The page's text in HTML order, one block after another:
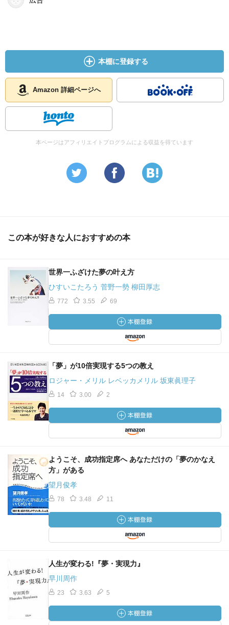
やすかったです。
本棚に登録する
Amazon 詳細ページへ
本ページはアフィリエイトプログラムによる収益を得ています
この本が好きな人におすすめの本
世界一ふざけた夢の叶え方
ひすいこたろう 菅野一勢 柳田厚志
772 3.55 69
「夢」が10倍実現する5つの教え
ロジャー・メリル レベッカメリル 坂東眞理子
14 3.00 2
ようこそ、成功指定席へ あなただけの「夢のかなえ
方」がある
望月俊孝
78 3.48 11
人生が変わる!『夢・実現力』
早川周作
23 3.63 5